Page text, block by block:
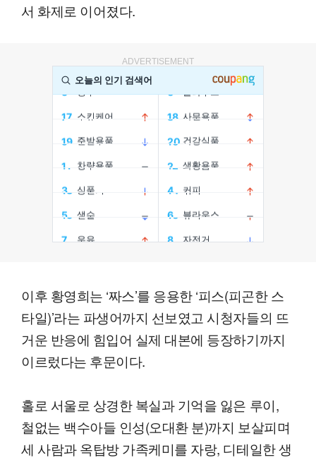
서 화제로 이어졌다.
ADVERTISEMENT
이후 황영희는 ‘짜스’를 응용한 ‘피스(피곤한 스
타일)’라는 파생어까지 선보였고 시청자들의 뜨
거운 반응에 힘입어 실제 대본에 등장하기까지
이르렀다는 후문이다.
홀로 서울로 상경한 복실과 기억을 잃은 루이,
철없는 백수아들 인성(오대환 분)까지 보살피며
세 사람과 옥탑방 가족케미를 자랑, 디테일한 생